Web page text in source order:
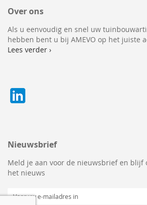
Nieuwsbrief
Meld je aan voor de nieuwsbrief en blijf
het nieuws
Abonneer
Over ons
Als u eenvoudig en snel uw
hebben bent u bij AMEVO op het juiste
Lees verder ›